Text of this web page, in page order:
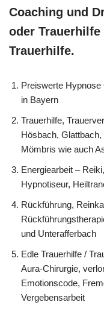
Coaching und
oder
Trauerhilfe.
Preiswerte
in Bayern
Trauerhilfe,
Hösbach,
Mömbris wie auch
Energiearbeit –
Hypnotiseur,
Rückführung,
und Unterafferbach
Edle Trauerhilfe /
Aura-Chirurgie,
Emotionscode,
Vergebensarbeit